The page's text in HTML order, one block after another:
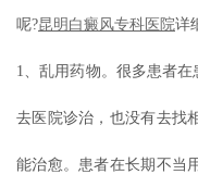
呢?昆明白癜风专科医院详
1、乱用药物。很多患者
去医院诊治，也没有去找
能治愈。患者在长期不当